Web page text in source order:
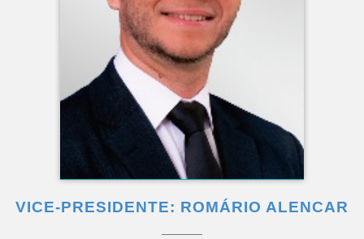
VICE-PRESIDENTE: ROMÁRIO ALENCAR